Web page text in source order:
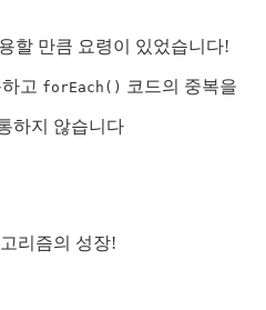
할 만큼 요령이 있었습니다!
고 forEach() 코드의 중복을
하지 않습니다
리즘의 성장!